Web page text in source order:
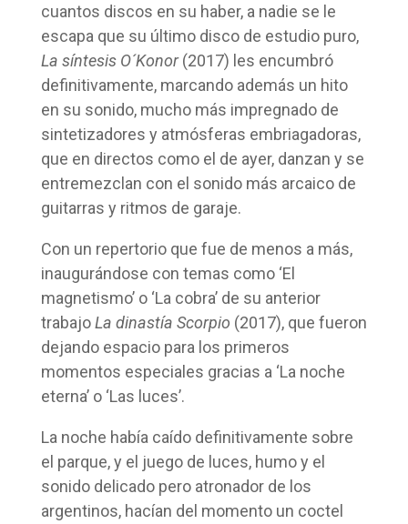
cuantos discos en su haber, a nadie se le
escapa que su último disco de estudio puro,
La síntesis O´Konor(2017) les encumbró
definitivamente, marcando además un hito
en su sonido, mucho más impregnado de
sintetizadores y atmósferas embriagadoras,
que en directos como el de ayer, danzan y se
entremezclan con el sonido más arcaico de
guitarras y ritmos de garaje.
Con un repertorio que fue de menos a más,
inaugurándose con temas como ‘El
magnetismo’ o ‘La cobra’ de su anterior
trabajoLa dinastía Scorpio (2017), que fueron
dejando espacio para los primeros
momentos especiales gracias a ‘La noche
eterna’ o ‘Las luces’.
La noche había caído definitivamente sobre
el parque, y el juego de luces, humo y el
sonido delicado pero atronador de los
argentinos, hacían del momento un coctel